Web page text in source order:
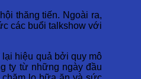
thăng tiến. Ngoài ra,
các buổi talkshow với
hiệu quả bởi quy mô
ty từ những ngày đầu